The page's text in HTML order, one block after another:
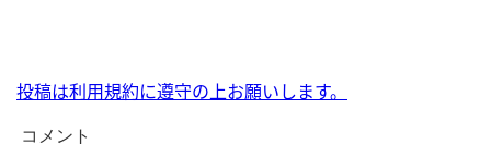
投稿は利用規約に遵守の上お願いします。